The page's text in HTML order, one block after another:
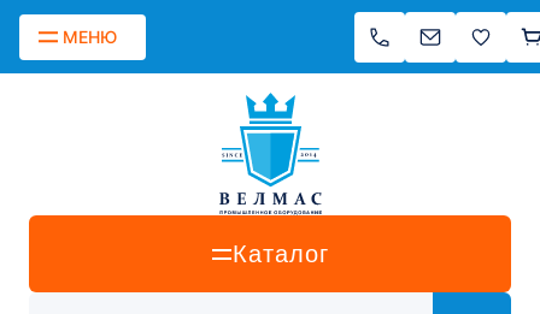
МЕНЮ
Каталог